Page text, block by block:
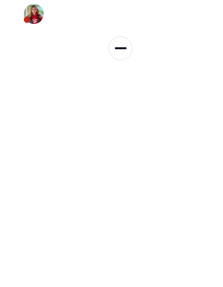
Persönliche Beratung
+49 152 3137 3959